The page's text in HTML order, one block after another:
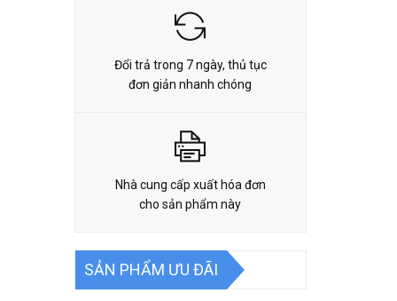
Đổi trả trong 7 ngày, thủ tục
đơn giản nhanh chóng
Nhà cung cấp xuất hóa đơn
cho sản phẩm này
SẢN PHẨM ƯU ĐÃI